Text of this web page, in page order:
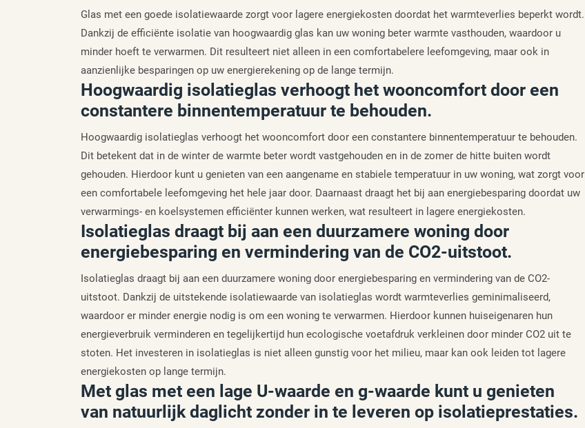
Glas met een goede isolatiewaarde zorgt voor lagere energiekosten doordat het warmteverlies beperkt wordt.
Dankzij de efficiënte isolatie van hoogwaardig glas kan uw woning beter warmte vasthouden, waardoor u
minder hoeft te verwarmen. Dit resulteert niet alleen in een comfortabelere leefomgeving, maar ook in
aanzienlijke besparingen op uw energierekening op de lange termijn.
Hoogwaardig isolatieglas verhoogt het wooncomfort door een
constantere binnentemperatuur te behouden.
Hoogwaardig isolatieglas verhoogt het wooncomfort door een constantere binnentemperatuur te behouden.
Dit betekent dat in de winter de warmte beter wordt vastgehouden en in de zomer de hitte buiten wordt
gehouden. Hierdoor kunt u genieten van een aangename en stabiele temperatuur in uw woning, wat zorgt voor
een comfortabele leefomgeving het hele jaar door. Daarnaast draagt het bij aan energiebesparing doordat uw
verwarmings- en koelsystemen efficiënter kunnen werken, wat resulteert in lagere energiekosten.
Isolatieglas draagt bij aan een duurzamere woning door
energiebesparing en vermindering van de CO2-uitstoot.
Isolatieglas draagt bij aan een duurzamere woning door energiebesparing en vermindering van de CO2-
uitstoot. Dankzij de uitstekende isolatiewaarde van isolatieglas wordt warmteverlies geminimaliseerd,
waardoor er minder energie nodig is om een woning te verwarmen. Hierdoor kunnen huiseigenaren hun
energieverbruik verminderen en tegelijkertijd hun ecologische voetafdruk verkleinen door minder CO2 uit te
stoten. Het investeren in isolatieglas is niet alleen gunstig voor het milieu, maar kan ook leiden tot lagere
energiekosten op lange termijn.
Met glas met een lage U-waarde en g-waarde kunt u genieten
van natuurlijk daglicht zonder in te leveren op isolatieprestaties.